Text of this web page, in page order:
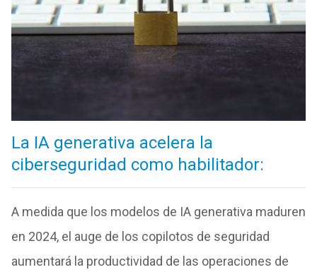
La IA generativa acelera la
ciberseguridad como habilitador:
A medida que los modelos de IA generativa maduren
en 2024, el auge de los copilotos de seguridad
aumentará la productividad de las operaciones de